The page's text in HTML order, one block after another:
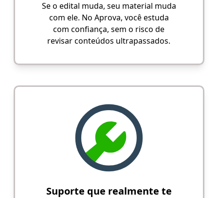
Se o edital muda, seu material muda
com ele. No Aprova, você estuda
com confiança, sem o risco de
revisar conteúdos ultrapassados.
Suporte que realmente te